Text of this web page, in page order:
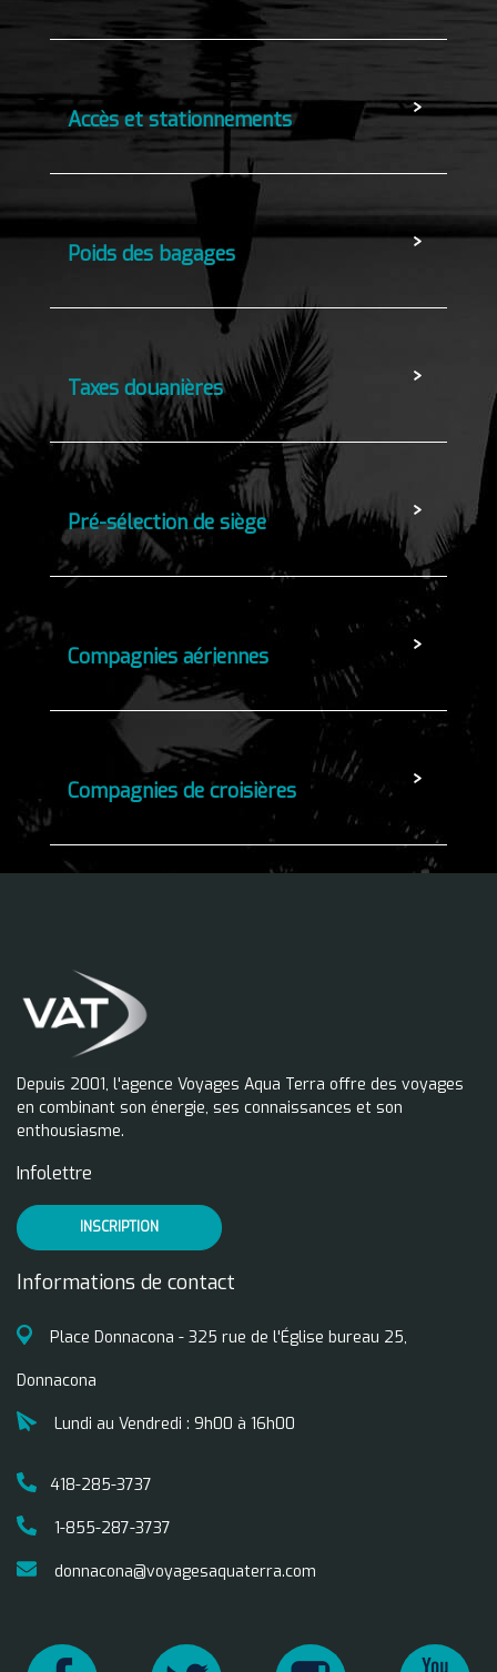
Accès et stationnements
Poids des bagages
Taxes douanières
Pré-sélection de siège
Compagnies aériennes
Compagnies de croisières
Depuis 2001, l'agence Voyages Aqua Terra offre des voyages
en combinant son énergie, ses connaissances et son
enthousiasme.
Informations de contact
Place Donnacona - 325 rue de l'Église bureau 25,
Donnacona
Lundi au Vendredi : 9h00 à 16h00
418-285-3737
1-855-287-3737
donnacona@voyagesaquaterra.com
Infolettre
INSCRIPTION